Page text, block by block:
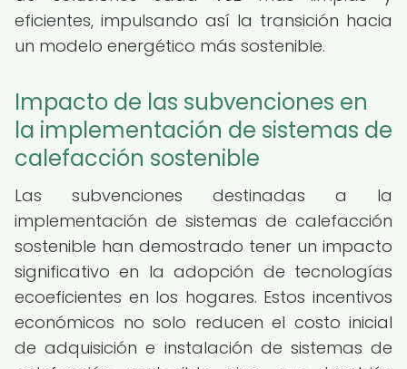
eficientes, impulsando así la transición hacia
un modelo energético más sostenible.
Impacto de las subvenciones en
la implementación de sistemas de
calefacción sostenible
Las subvenciones destinadas a la
implementación de sistemas de calefacción
sostenible han demostrado tener un impacto
significativo en la adopción de tecnologías
ecoeficientes en los hogares. Estos incentivos
económicos no solo reducen el costo inicial
de adquisición e instalación de sistemas de